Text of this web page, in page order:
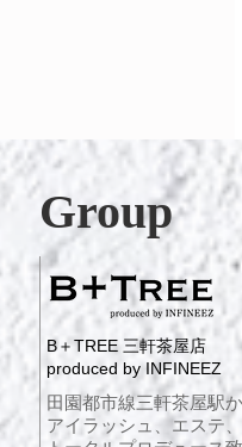
Group
田園都市線三軒茶屋駅
アイラッシュ、エステ
B＋TREE 三軒茶屋店
produced by INFINEEZ